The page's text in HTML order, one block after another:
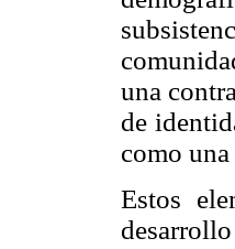
una
de
como
Estos